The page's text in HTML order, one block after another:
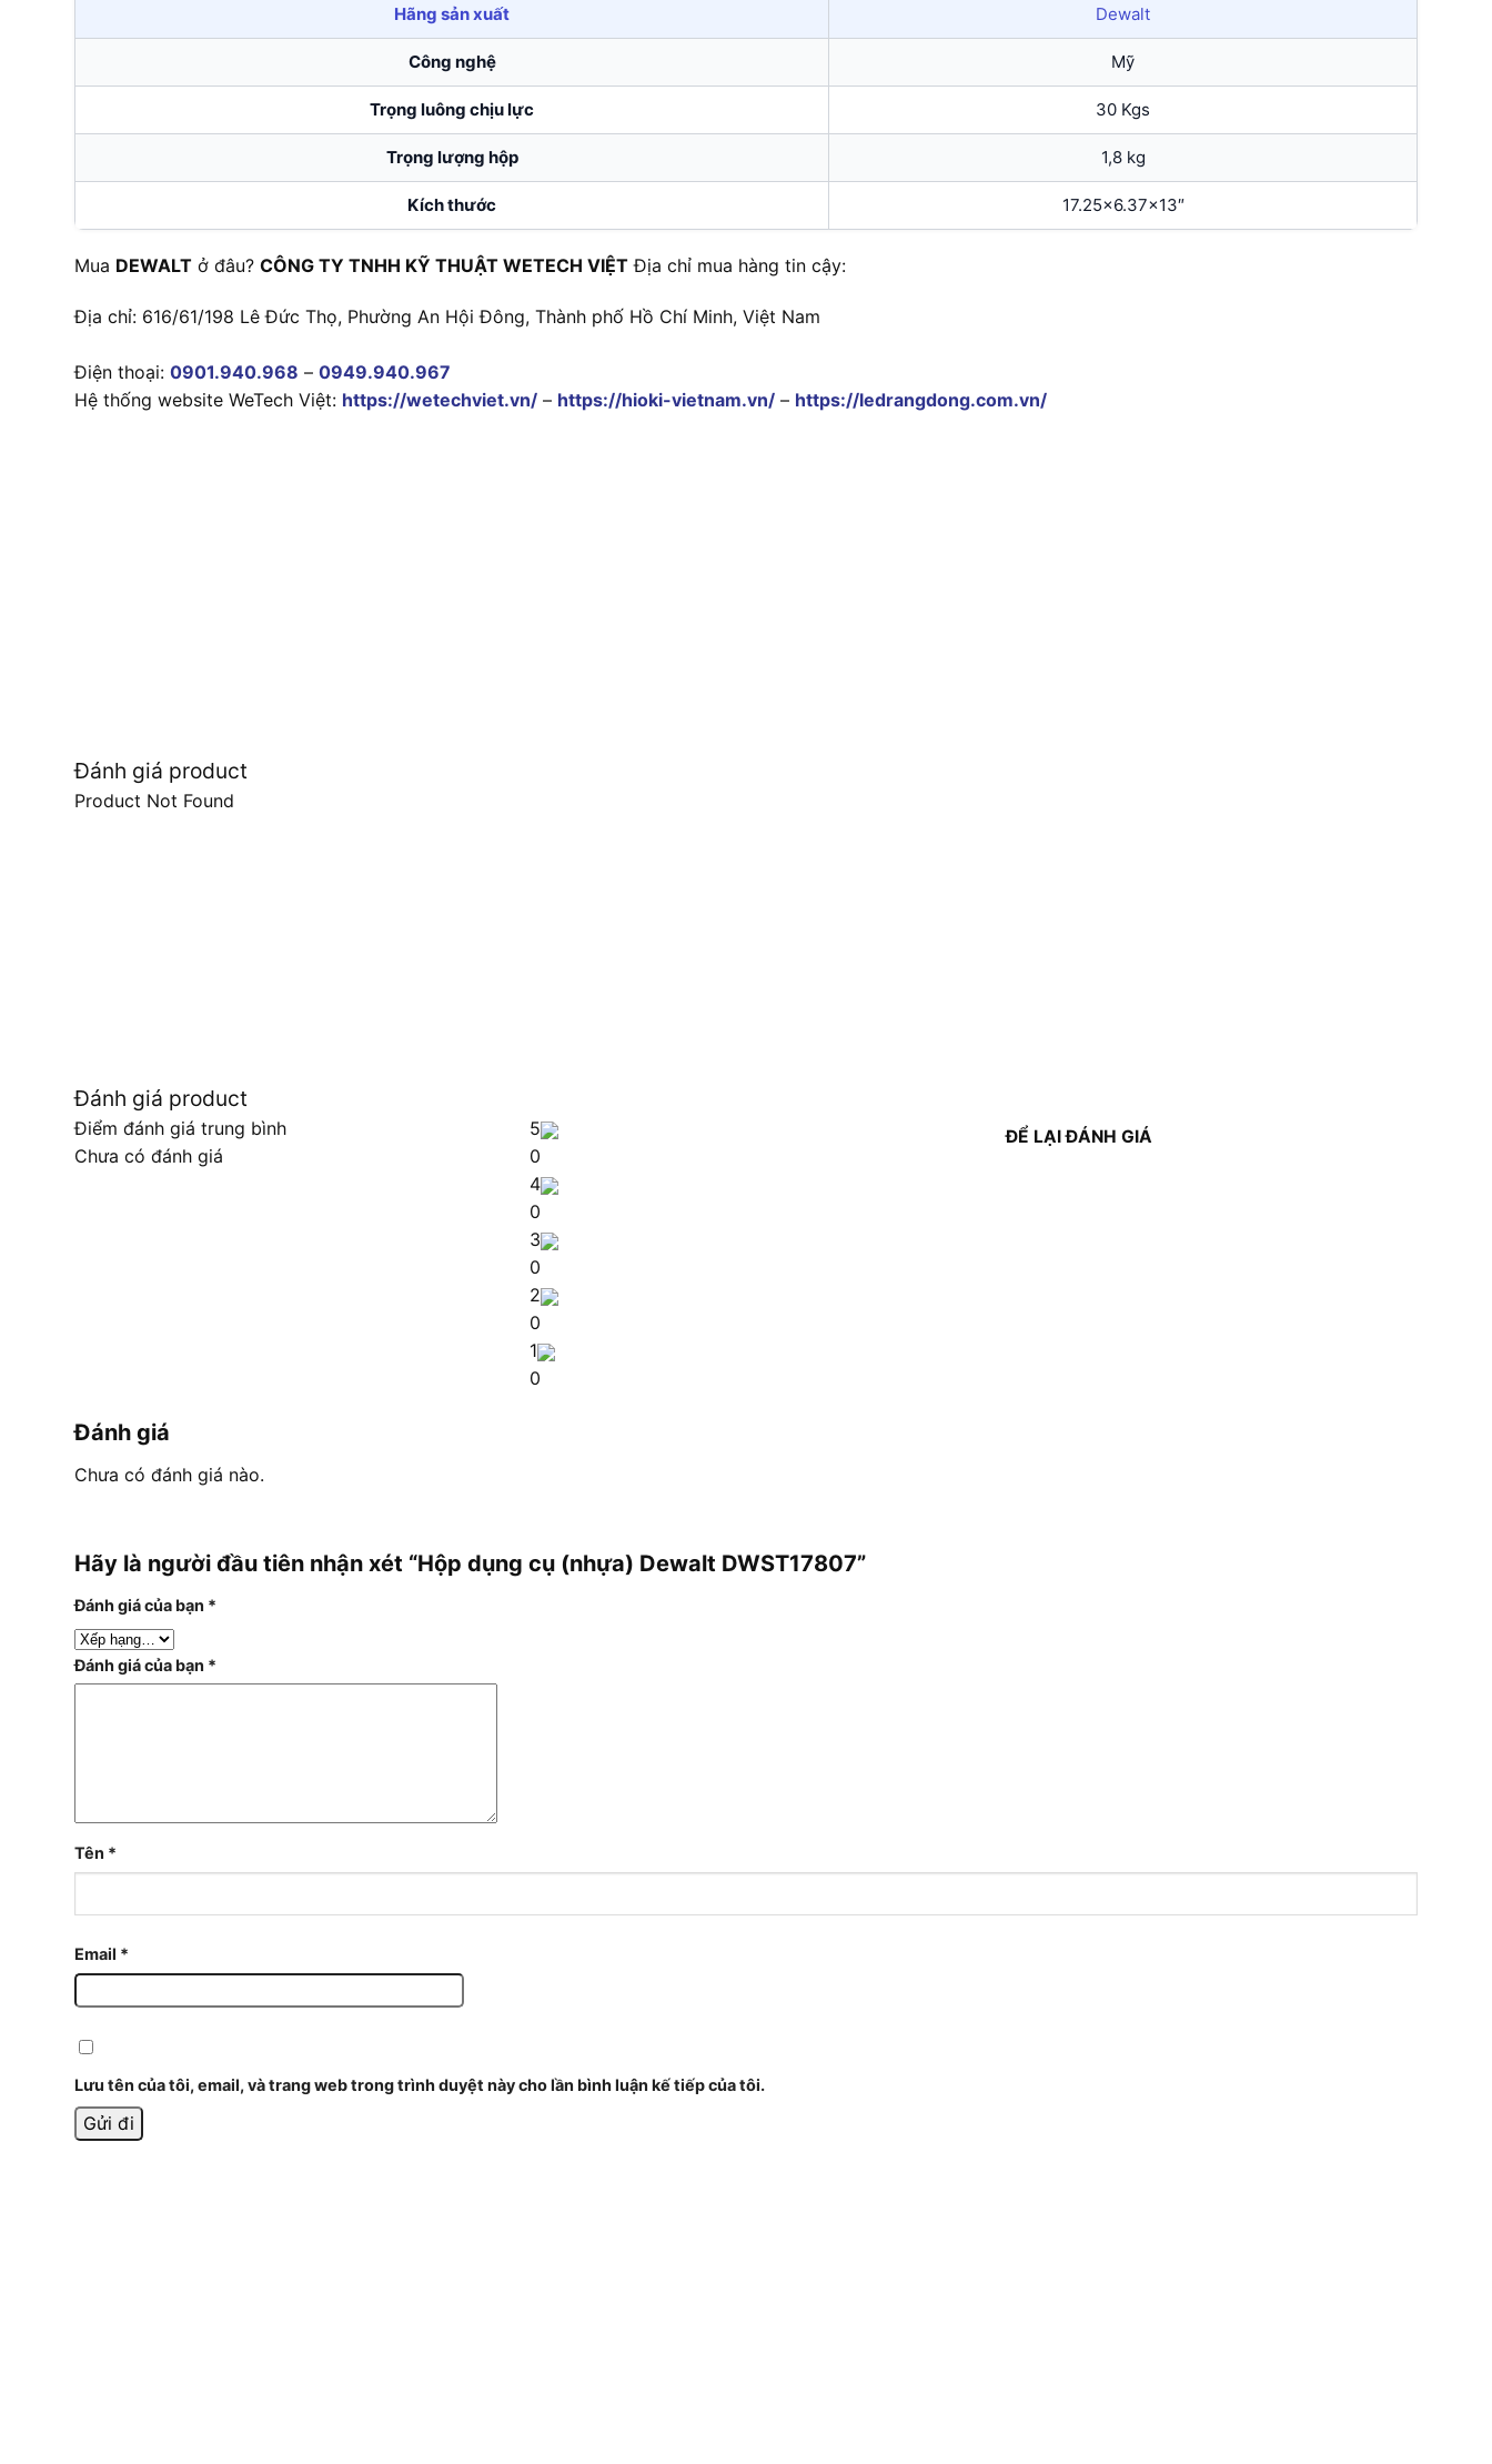
Hãng sản xuất Dewalt
Công nghệ Mỹ
Trọng luông chịu lực 30 Kgs
Trọng lượng hộp 1,8 kg
Kích thước 17.25×6.37×13″
Mua DEWALT ở đâu? CÔNG TY TNHH KỸ THUẬT WETECH VIỆT Địa chỉ mua hàng tin cậy:
Địa chỉ: 616/61/198 Lê Đức Thọ, Phường An Hội Đông, Thành phố Hồ Chí Minh, Việt Nam
Điện thoại: 0901.940.968 – 0949.940.967
Hệ thống website WeTech Việt: https://wetechviet.vn/ – https://hioki-vietnam.vn/ – https://ledrangdong.com.vn/
Đánh giá product
Product Not Found
Đánh giá product
Điểm đánh giá trung bình
Chưa có đánh giá
5
0
4
0
3
0
2
0
1
0
ĐỂ LẠI ĐÁNH GIÁ
Đánh giá
Chưa có đánh giá nào.
Hãy là người đầu tiên nhận xét “Hộp dụng cụ (nhựa) Dewalt DWST17807”
Đánh giá của bạn *
Đánh giá của bạn *
Tên *
Email *
Lưu tên của tôi, email, và trang web trong trình duyệt này cho lần bình luận kế tiếp của tôi.